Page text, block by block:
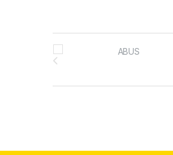
Brands Carousel